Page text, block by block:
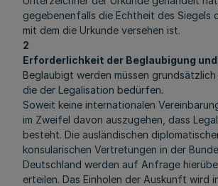
gegebenenfalls die Echtheit des Siegels
mit dem die Urkunde versehen ist.
2
Erforderlichkeit der Beglaubigung
Beglaubigt werden müssen grundsätzlich
die der Legalisation bedürfen.
Soweit keine internationalen
im Zweifel davon auszugehen, dass
besteht. Die ausländischen
konsularischen Vertretungen in der
Deutschland werden auf Anfrage
erteilen. Das Einholen der Auskunft wird